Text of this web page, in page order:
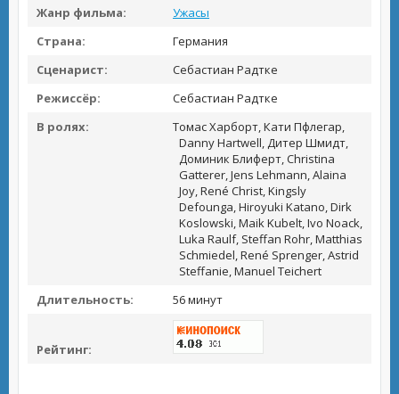
Жанр фильма:
Ужасы
Страна:
Германия
Сценарист:
Себастиан Радтке
Режиссёр:
Себастиан Радтке
В ролях:
Томас Харборт, Кати Пфлегар,
Danny Hartwell, Дитер Шмидт,
Доминик Блиферт, Christina
Gatterer, Jens Lehmann, Alaina
Joy, René Christ, Kingsly
Defounga, Hiroyuki Katano, Dirk
Koslowski, Maik Kubelt, Ivo Noack,
Luka Raulf, Steffan Rohr, Matthias
Schmiedel, René Sprenger, Astrid
Steffanie, Manuel Teichert
Длительность:
56 минут
Рейтинг: